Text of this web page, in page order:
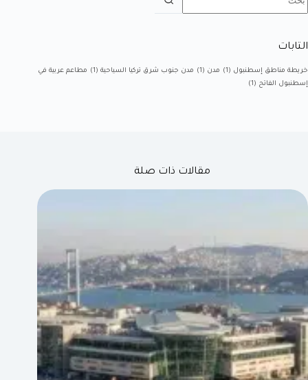
التابات
خريطة مناطق إسطنبول (1) مدن (1) مدن جنوب شرق تركيا السياحية (1)
مطاعم عربية في
إسطنبول الفاتح (1)
مقالات ذات صلة